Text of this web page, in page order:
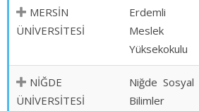
MERSİN
ÜNİVERSİTESİ
Erdemli
Meslek
Yüksekokulu
NİĞDE
ÜNİVERSİTESİ
Niğde Sosyal
Bilimler